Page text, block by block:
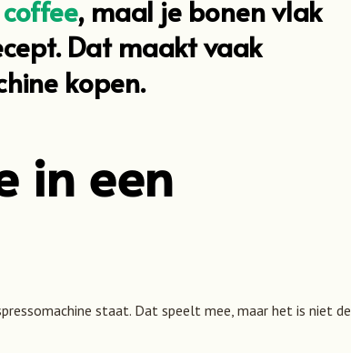
, maal je bonen vlak
Dat maakt vaak
kopen.
in een
staat. Dat speelt mee, maar het is niet de